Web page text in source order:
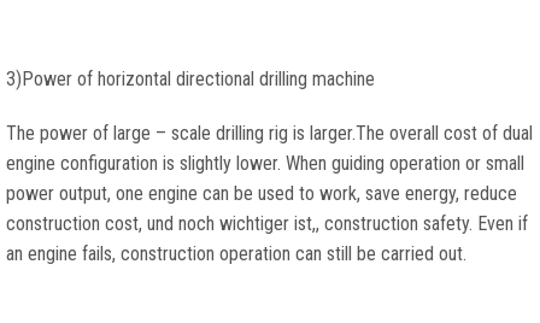
3)Power of horizontal directional drilling machine
The power of large – scale drilling rig is larger.The overall cost of dual
engine configuration is slightly lower. When guiding operation or small
power output, one engine can be used to work, save energy, reduce
construction cost, und noch wichtiger ist,, construction safety. Even if
an engine fails, construction operation can still be carried out.